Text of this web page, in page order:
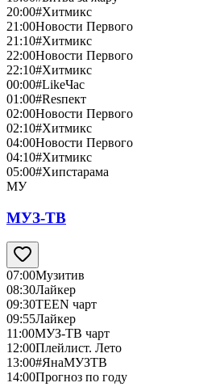
20:00#Хитмикс
21:00Новости Первого
21:10#Хитмикс
22:00Новости Первого
22:10#Хитмикс
00:00#LikeЧас
01:00#Resпект
02:00Новости Первого
02:10#Хитмикс
04:00Новости Первого
04:10#Хитмикс
05:00#Хипстарама
МУ
МУЗ-ТВ
07:00Музитив
08:30Лайкер
09:30TEEN чарт
09:55Лайкер
11:00МУЗ-ТВ чарт
12:00Плейлист. Лето
13:00#ЯнаМУЗТВ
14:00Прогноз по году